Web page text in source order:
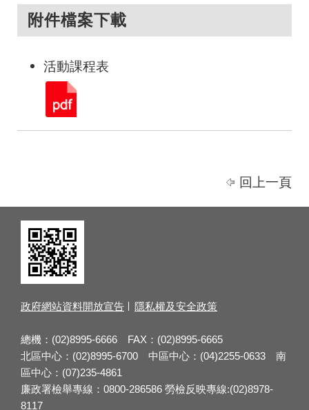
附件檔案下載
活動課程表
回上一頁
政府網站資料開放宣告 隱私權及安全政策
總機：(02)8995-6666 FAX：(02)8995-6665
北區中心：(02)8995-6700 中區中心：(04)2255-0633 南
區中心：(07)235-4861
廉政署檢舉專線：0800-286586 勞檢反映專線:(02)8978-
8117